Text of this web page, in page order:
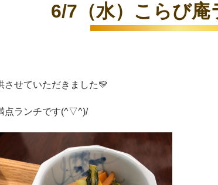
6/7（水）こらび庵
せていただきました💛
点ランチです(^▽^)/